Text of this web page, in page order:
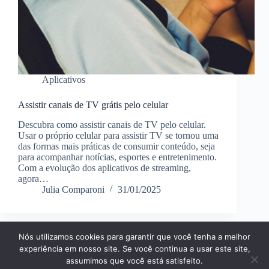
Aplicativos
Assistir canais de TV grátis pelo celular
Descubra como assistir canais de TV pelo celular.
Usar o próprio celular para assistir TV se tornou uma
das formas mais práticas de consumir conteúdo, seja
para acompanhar notícias, esportes e entretenimento.
Com a evolução dos aplicativos de streaming,
agora…
Julia Comparoni
31/01/2025
Página Inícial Dicas
Aplicativos
Entretenimento
Finanças Notícias
Tecnologia
Nós utilizamos cookies para garantir que você tenha a melhor
experiência em nosso site. Se você continua a usar este site,
assumimos que você está satisfeito.